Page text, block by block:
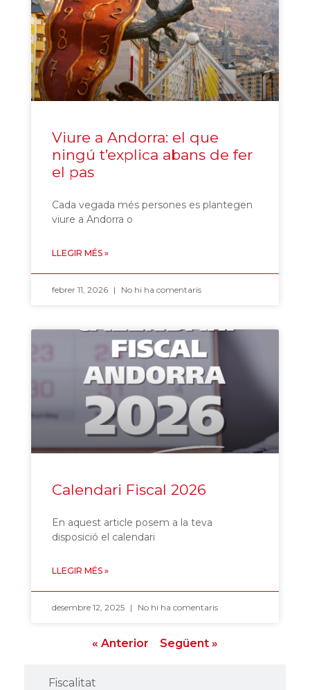
Fiscalitat
Viure a Andorra: el que
ningú t’explica abans de fer
el pas
Cada vegada més persones es plantegen
viure a Andorra o
LLEGIR MÉS »
febrer 11, 2026 No hi ha comentaris
Calendari Fiscal 2026
En aquest article posem a la teva
disposició el calendari
LLEGIR MÉS »
desembre 12, 2025 No hi ha comentaris
« Anterior Següent »